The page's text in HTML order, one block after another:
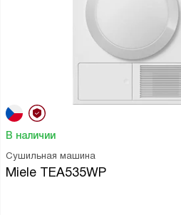
В наличии
Сушильная машина
Miele TEA535WP